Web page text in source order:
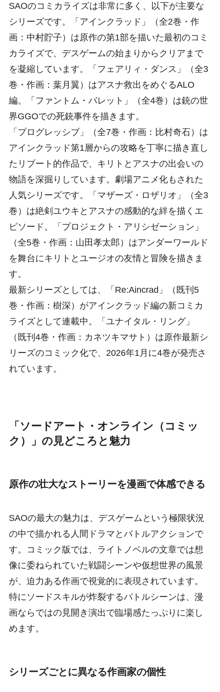
SAOのコミカライズは非常に多く、以下が主要な
シリーズです。「アインクラッド」（全2巻・作
画：中村貯子）は原作の第1部を描いた最初のコミ
カライズで、デスゲームの始まりからクリアまで
を凝縮しています。「フェアリィ・ダンス」（全3
巻・作画：葉月翼）はアスナ救出をめぐるALO
編。「ファントム・バレット」（全4巻）は銃の世
界GGOでの死銃事件を描きます。
「プログレッシブ」（全7巻・作画：比村奇石）は
アインクラッド第1層からの攻略を丁寧に描き直し
たリブート的作品で、キリトとアスナの出会いの
物語を深掘りしています。劇場アニメ化もされた
人気シリーズです。「マザーズ・ロザリオ」（全3
巻）は絶剣ユウキとアスナの感動的な絆を描くエ
ピソード。「プロジェクト・アリシゼーション」
（全5巻・作画：山田孝太郎）はアンダーワールド
を舞台にキリトとユージオの友情と冒険を描きま
す。
最新シリーズとしては、「Re:Aincrad」（既刊5
巻・作画：樹深）がアインクラッド編の新コミカ
ライズとして連載中。「ユナイタル・リング」
（既刊4巻・作画：カネツキマサト）は原作最新シ
リーズのコミック化で、2026年1月に4巻が発売さ
れています。
「ソードアート・オンライン（コミッ
ク）」の見どころと魅力
原作の壮大なストーリーを漫画で体感できる
SAOの最大の魅力は、デスゲームという極限状況
の中で描かれる人間ドラマとバトルアクションで
す。コミック版では、ライトノベルの文章では想
像に委ねられていた戦闘シーンや仮想世界の風景
が、迫力ある作画で視覚的に表現されています。
特にソードスキルが炸裂するバトルシーンは、漫
画ならではの見開き演出で臨場感たっぷりに楽し
めます。
シリーズごとに異なる作画家の個性